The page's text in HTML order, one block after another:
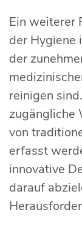
Ein weiterer
der Hygiene
der
reinigen
zugängliche
von
erfasst
innovative
darauf